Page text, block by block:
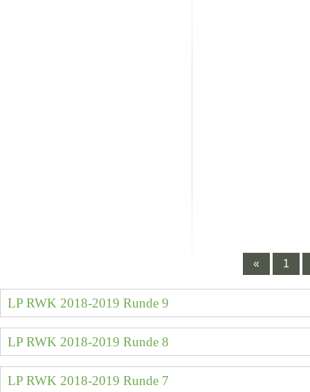
« 1
LP RWK 2018-2019 Runde 9
LP RWK 2018-2019 Runde 8
LP RWK 2018-2019 Runde 7